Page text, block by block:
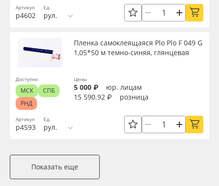
Артикул
р4602
Ед.
рул.
Артикул
р4593
Пленка самоклеящаяся Plo Plo F 049 G
1,05*50 м темно-синяя, глянцевая
Ед.
рул.
Цены
5 000 ₽
юр. лицам
15 590.92 ₽
розница
Доступно
МСК
СПБ
РНД
Показать еще